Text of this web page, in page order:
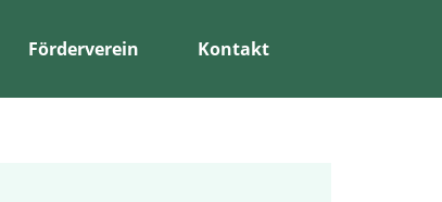
Förderverein Kontakt